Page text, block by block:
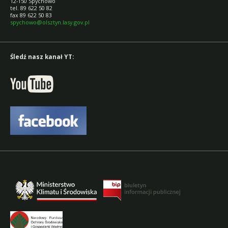
tel. 89 622 50 82
fax 89 622 50 83
spychowo@olsztyn.lasy.gov.pl
Śledź nasz kanał YT: